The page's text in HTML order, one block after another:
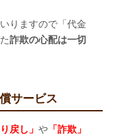
りますので「代金
詐欺の心配は一切
サービス
り戻し」 や「詐欺」